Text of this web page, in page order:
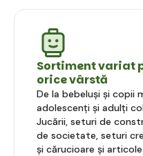
Sortiment variat
orice vârstă
De la bebeluși și copii
adolescenți și adulți
Jucării, seturi de
de societate, seturi
și cărucioare și